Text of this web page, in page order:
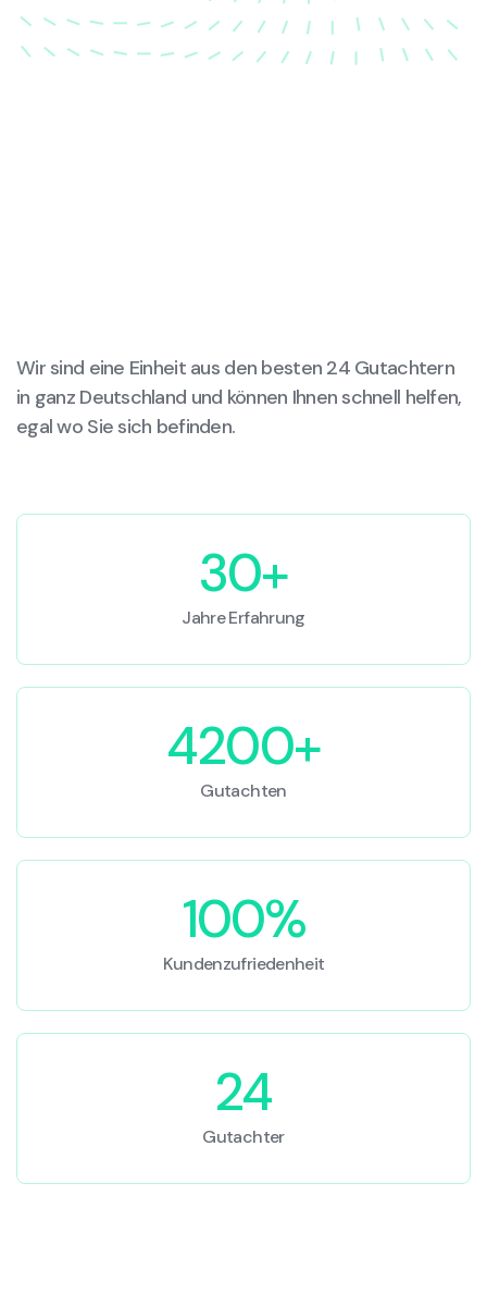
Wir sind eine Einheit aus den besten 24 Gutachtern
in ganz Deutschland und können Ihnen schnell helfen,
egal wo Sie sich befinden.
30+
Jahre Erfahrung
4200+
Gutachten
100%
Kundenzufriedenheit
24
Gutachter